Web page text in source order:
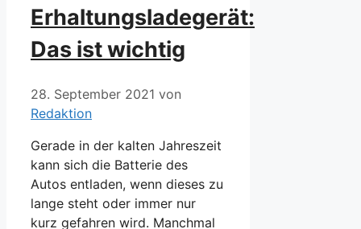
Erhaltungsladegerät:
Das ist wichtig
28. September 2021 von
Redaktion
Gerade in der kalten Jahreszeit
kann sich die Batterie des
Autos entladen, wenn dieses zu
lange steht oder immer nur
kurz gefahren wird. Manchmal